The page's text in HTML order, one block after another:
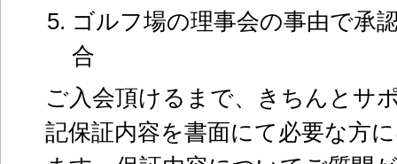
ゴルフ場の理事会の事由で承
合
ご入会頂けるまで、きちんとサ
記保証内容を書面にて必要な方